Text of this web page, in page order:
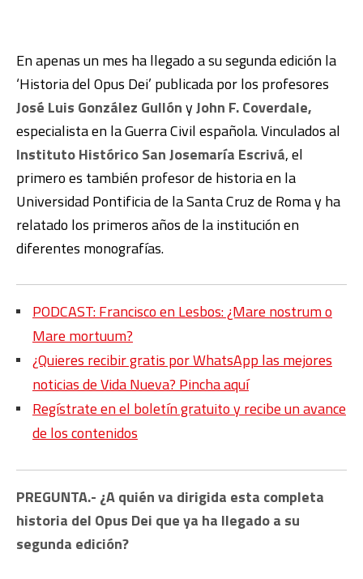
En apenas un mes ha llegado a su segunda edición la
‘Historia del Opus Dei’ publicada por los profesores
José Luis González GullónyJohn F. Coverdale,
especialista en la Guerra Civil española. Vinculados al
Instituto HistóricoSan Josemaría Escrivá, el
primero es también profesor de historia en la
Universidad Pontificia de la Santa Cruz de Roma y ha
relatado los primeros años de la institución en
diferentes monografías.
PODCAST: Francisco en Lesbos: ¿Mare nostrum o
Mare mortuum?
¿Quieres recibir gratis por WhatsApp las mejores
noticias de Vida Nueva? Pincha aquí
Regístrate en el boletín gratuito y recibe un avance
de los contenidos
PREGUNTA.- ¿A quién va dirigida esta completa
historia del Opus Dei que ya ha llegado a su
segunda edición?